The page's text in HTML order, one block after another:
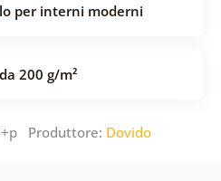
per interni moderni
200 g/m²
Produttore: Dovido